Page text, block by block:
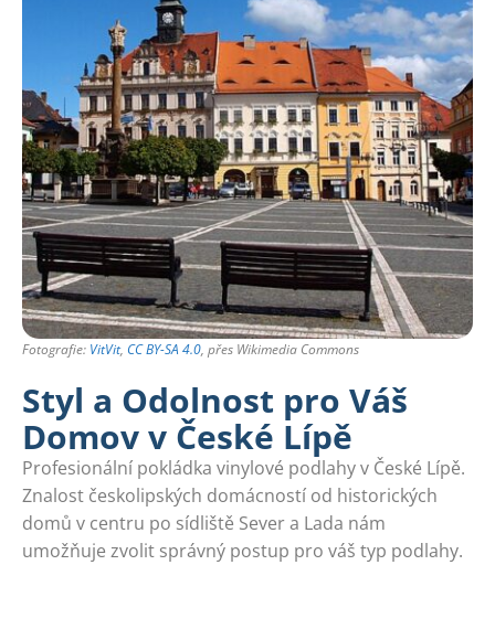
Fotografie: VitVit, CC BY-SA 4.0, přes Wikimedia Commons
Styl a Odolnost pro Váš
Domov v České Lípě
Profesionální pokládka vinylové podlahy v České Lípě.
Znalost českolipských domácností od historických
domů v centru po sídliště Sever a Lada nám
umožňuje zvolit správný postup pro váš typ podlahy.